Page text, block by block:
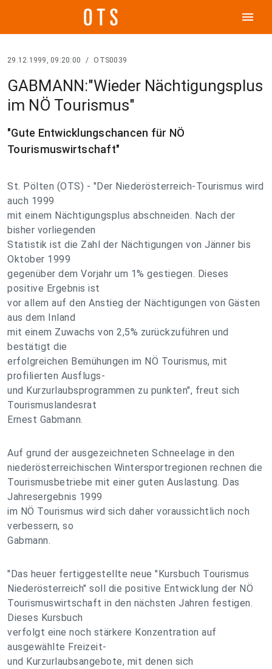
menu
29.12.1999, 09:20:00 / OTS0039
GABMANN:"Wieder Nächtigungsplus
im NÖ Tourismus"
"Gute Entwicklungschancen für NÖ
Tourismuswirtschaft"
St. Pölten (OTS) - "Der Niederösterreich-Tourismus wird
auch 1999
mit einem Nächtigungsplus abschneiden. Nach der
bisher vorliegenden
Statistik ist die Zahl der Nächtigungen von Jänner bis
Oktober 1999
gegenüber dem Vorjahr um 1% gestiegen. Dieses
positive Ergebnis ist
vor allem auf den Anstieg der Nächtigungen von Gästen
aus dem Inland
mit einem Zuwachs von 2,5% zurückzuführen und
bestätigt die
erfolgreichen Bemühungen im NÖ Tourismus, mit
profilierten Ausflugs-
und Kurzurlaubsprogrammen zu punkten", freut sich
Tourismuslandesrat
Ernest Gabmann.
Auf grund der ausgezeichneten Schneelage in den
niederösterreichischen Wintersportregionen rechnen die
Tourismusbetriebe mit einer guten Auslastung. Das
Jahresergebnis 1999
im NÖ Tourismus wird sich daher voraussichtlich noch
verbessern, so
Gabmann.
"Das heuer fertiggestellte neue "Kursbuch Tourismus
Niederösterreich" soll die positive Entwicklung der NÖ
Tourismuswirtschaft in den nächsten Jahren festigen.
Dieses Kursbuch
verfolgt eine noch stärkere Konzentration auf
ausgewählte Freizeit-
und Kurzurlaubsangebote, mit denen sich